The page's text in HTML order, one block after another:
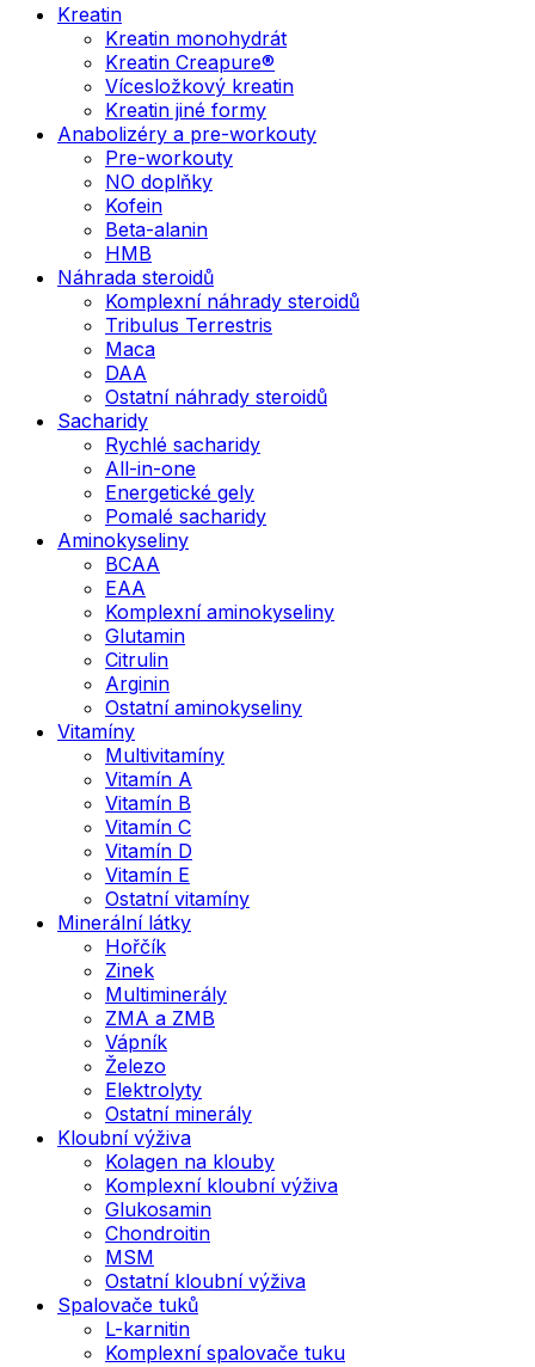
Kreatin
Kreatin monohydrát
Kreatin Creapure®
Vícesložkový kreatin
Kreatin jiné formy
Anabolizéry a pre-workouty
Pre-workouty
NO doplňky
Kofein
Beta-alanin
HMB
Náhrada steroidů
Komplexní náhrady steroidů
Tribulus Terrestris
Maca
DAA
Ostatní náhrady steroidů
Sacharidy
Rychlé sacharidy
All-in-one
Energetické gely
Pomalé sacharidy
Aminokyseliny
BCAA
EAA
Komplexní aminokyseliny
Glutamin
Citrulin
Arginin
Ostatní aminokyseliny
Vitamíny
Multivitamíny
Vitamín A
Vitamín B
Vitamín C
Vitamín D
Vitamín E
Ostatní vitamíny
Minerální látky
Hořčík
Zinek
Multiminerály
ZMA a ZMB
Vápník
Železo
Elektrolyty
Ostatní minerály
Kloubní výživa
Kolagen na klouby
Komplexní kloubní výživa
Glukosamin
Chondroitin
MSM
Ostatní kloubní výživa
Spalovače tuků
L-karnitin
Komplexní spalovače tuku